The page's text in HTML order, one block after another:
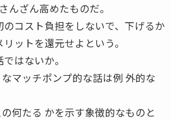
んざん高めたものだ。
コスト負担をしないで、下げるか
ットを還元せよという。
はないか。
マッチポンプ的な話は例 外的な
何たる かを示す象徴的なものと